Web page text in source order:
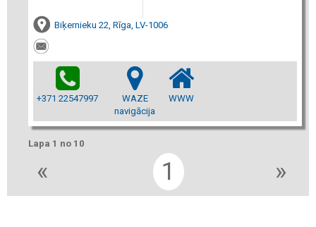
Biķernieku 22, Rīga, LV-1006
+371 22547997
WAZE
navigācija
WWW
Lapa 1 no 10
« 1 »